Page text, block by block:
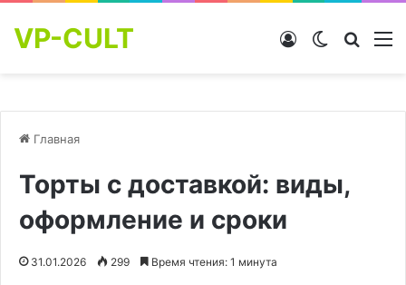
VP-CULT Switch skin
Войти
Главная
Торты с доставкой: виды,
оформление и сроки
31.01.2026 299 Время чтения: 1 минута